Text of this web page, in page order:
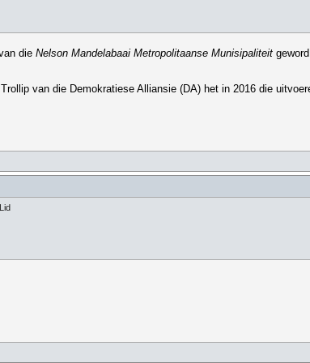
dieNelson Mandelabaai Metropolitaanse Munisipaliteit
van die Demokratiese Alliansie (DA) het in 2016 die